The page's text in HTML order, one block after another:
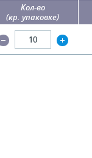
Кол-во
(кр. упаковке)